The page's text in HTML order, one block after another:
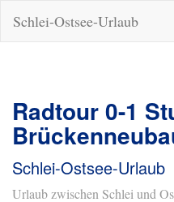
Schlei-Ostsee-Urlaub
Radtour 0-1
Schlei-Ostsee-Urlaub
Urlaub zwischen Schlei und